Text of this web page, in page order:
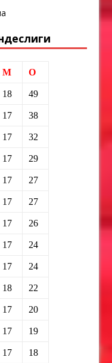
М О
18 49
17 38
17 32
17 29
17 27
17 27
17 26
17 24
17 24
18 22
17 20
17 19
17 18